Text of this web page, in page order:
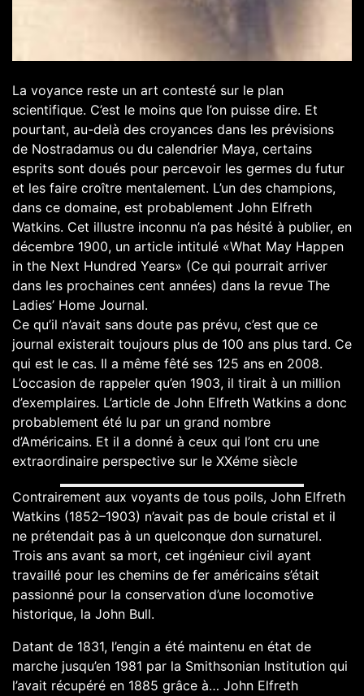
La voyance reste un art contesté sur le plan
scientifique. C’est le moins que l’on puisse dire. Et
pourtant, au-delà des croyances dans les prévisions
de Nostradamus ou du calendrier Maya, certains
esprits sont doués pour percevoir les germes du futur
et les faire croître mentalement. L’un des champions,
dans ce domaine, est probablement John Elfreth
Watkins. Cet illustre inconnu n’a pas hésité à publier, en
décembre 1900, un article intitulé «What May Happen
in the Next Hundred Years» (Ce qui pourrait arriver
dans les prochaines cent années) dans la revue The
Ladies’ Home Journal.
Ce qu’il n’avait sans doute pas prévu, c’est que ce
journal existerait toujours plus de 100 ans plus tard. Ce
qui est le cas. Il a même fêté ses 125 ans en 2008.
L’occasion de rappeler qu’en 1903, il tirait à un million
d’exemplaires. L’article de John Elfreth Watkins a donc
probablement été lu par un grand nombre
d’Américains. Et il a donné à ceux qui l’ont cru une
extraordinaire perspective sur le XXéme siècle
Contrairement aux voyants de tous poils, John Elfreth
Watkins (1852–1903) n’avait pas de boule cristal et il
ne prétendait pas à un quelconque don surnaturel.
Trois ans avant sa mort, cet ingénieur civil ayant
travaillé pour les chemins de fer américains s’était
passionné pour la conservation d’une locomotive
historique, la John Bull.
Datant de 1831, l’engin a été maintenu en état de
marche jusqu’en 1981 par la Smithsonian Institution qui
l’avait récupéré en 1885 grâce à… John Elfreth